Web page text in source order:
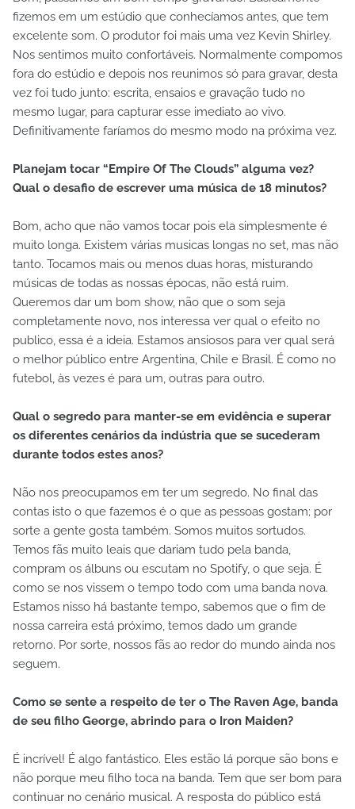
fizemos em um estúdio que conhecíamos antes, que tem
excelente som. O produtor foi mais uma vez Kevin Shirley.
Nos sentimos muito confortáveis. Normalmente compomos
fora do estúdio e depois nos reunimos só para gravar, desta
vez foi tudo junto: escrita, ensaios e gravação tudo no
mesmo lugar, para capturar esse imediato ao vivo.
Definitivamente faríamos do mesmo modo na próxima vez.
Planejam tocar “Empire Of The Clouds” alguma vez?
Qual o desafio de escrever uma música de 18 minutos?
Bom, acho que não vamos tocar pois ela simplesmente é
muito longa. Existem várias musicas longas no set, mas não
tanto. Tocamos mais ou menos duas horas, misturando
músicas de todas as nossas épocas, não está ruim.
Queremos dar um bom show, não que o som seja
completamente novo, nos interessa ver qual o efeito no
publico, essa é a ideia. Estamos ansiosos para ver qual será
o melhor público entre Argentina, Chile e Brasil. É como no
futebol, às vezes é para um, outras para outro.
Qual o segredo para manter-se em evidência e superar
os diferentes cenários da indústria que se sucederam
durante todos estes anos?
Não nos preocupamos em ter um segredo. No final das
contas isto o que fazemos é o que as pessoas gostam; por
sorte a gente gosta também. Somos muitos sortudos.
Temos fãs muito leais que dariam tudo pela banda,
compram os álbuns ou escutam no Spotify, o que seja. É
como se nos vissem o tempo todo com uma banda nova.
Estamos nisso há bastante tempo, sabemos que o fim de
nossa carreira está próximo, temos dado um grande
retorno. Por sorte, nossos fãs ao redor do mundo ainda nos
seguem.
Como se sente a respeito de ter o The Raven Age, banda
de seu filho George, abrindo para o Iron Maiden?
É incrível! É algo fantástico. Eles estão lá porque são bons e
não porque meu filho toca na banda. Tem que ser bom para
continuar no cenário musical. A resposta do público está